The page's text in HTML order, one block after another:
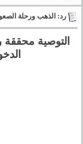
رد: الذهب ورحلة الصعود الى 2200 دولار